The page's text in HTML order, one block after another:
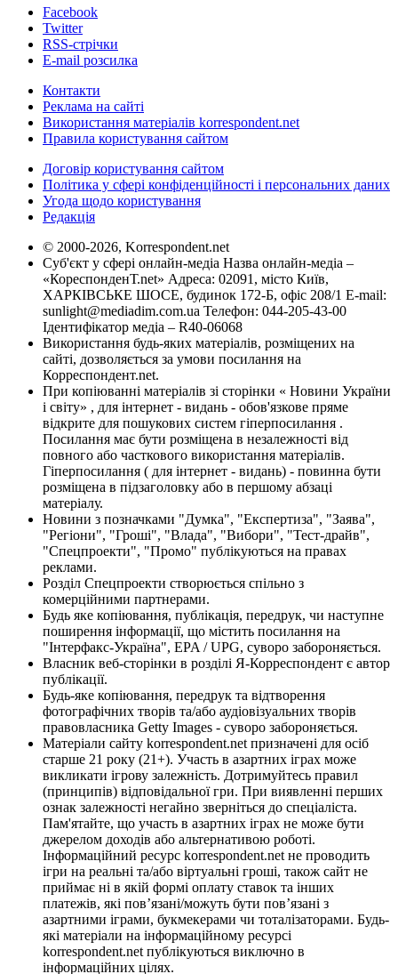
Facebook
Twitter
RSS-стрічки
E-mail розсилка
Контакти
Реклама на сайті
Використання матеріалів korrespondent.net
Правила користування сайтом
Договір користування сайтом
Політика у сфері конфіденційності і персональних даних
Угода щодо користування
Редакція
© 2000-2026, Korrespondent.net
Суб'єкт у сфері онлайн-медіа Назва онлайн-медіа –
«КореспонденТ.net» Адреса: 02091, місто Київ,
ХАРКІВСЬКЕ ШОСЕ, будинок 172-Б, офіс 208/1 E-mail:
sunlight@mediadim.com.ua Телефон: 044-205-43-00
Ідентифікатор медіа – R40-06068
Використання будь-яких матеріалів, розміщених на
сайті, дозволяється за умови посилання на
Корреспондент.net.
При копіюванні матеріалів зі сторінки « Новини України
і світу» , для інтернет - видань - обов'язкове пряме
відкрите для пошукових систем гіперпосилання .
Посилання має бути розміщена в незалежності від
повного або часткового використання матеріалів.
Гіперпосилання ( для інтернет - видань) - повинна бути
розміщена в підзаголовку або в першому абзаці
матеріалу.
Новини з позначками "Думка", "Експертиза", "Заява",
"Регіони", "Гроші", "Влада", "Вибори", "Тест-драйв",
"Спецпроекти", "Промо" публікуються на правах
реклами.
Розділ Спецпроекти створюється спільно з
комерційними партнерами.
Будь яке копіювання, публікація, передрук, чи наступне
поширення інформації, що містить посилання на
"Інтерфакс-Україна", EPA / UPG, суворо забороняється.
Власник веб-сторінки в розділі Я-Корреспондент є автор
публікації.
Будь-яке копіювання, передрук та відтворення
фотографічних творів та/або аудіовізуальних творів
правовласника Getty Images - суворо забороняється.
Матеріали сайту korrespondent.net призначені для осіб
старше 21 року (21+). Участь в азартних іграх може
викликати ігрову залежність. Дотримуйтесь правил
(принципів) відповідальної гри. При виявленні перших
ознак залежності негайно зверніться до спеціаліста.
Пам'ятайте, що участь в азартних іграх не може бути
джерелом доходів або альтернативою роботі.
Інформаційний ресурс korrespondent.net не проводить
ігри на реальні та/або віртуальні гроші, також сайт не
приймає ні в якій формі оплату ставок та інших
платежів, які пов’язані/можуть бути пов’язані з
азартними іграми, букмекерами чи тоталізаторами. Будь-
які матеріали на інформаційному ресурсі
korrespondent.net публікуються виключно в
інформаційних цілях.